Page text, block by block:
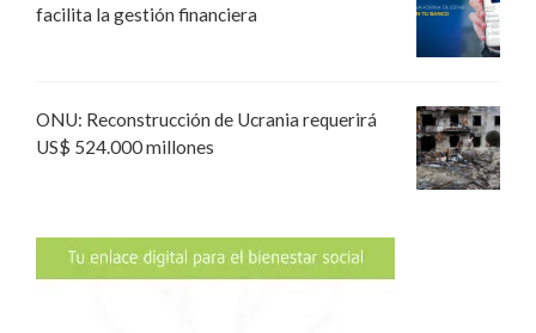
facilita la gestión financiera
ONU: Reconstrucción de Ucrania requerirá
US$ 524.000 millones